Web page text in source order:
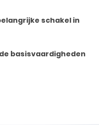
schakel in
basisvaardigheden